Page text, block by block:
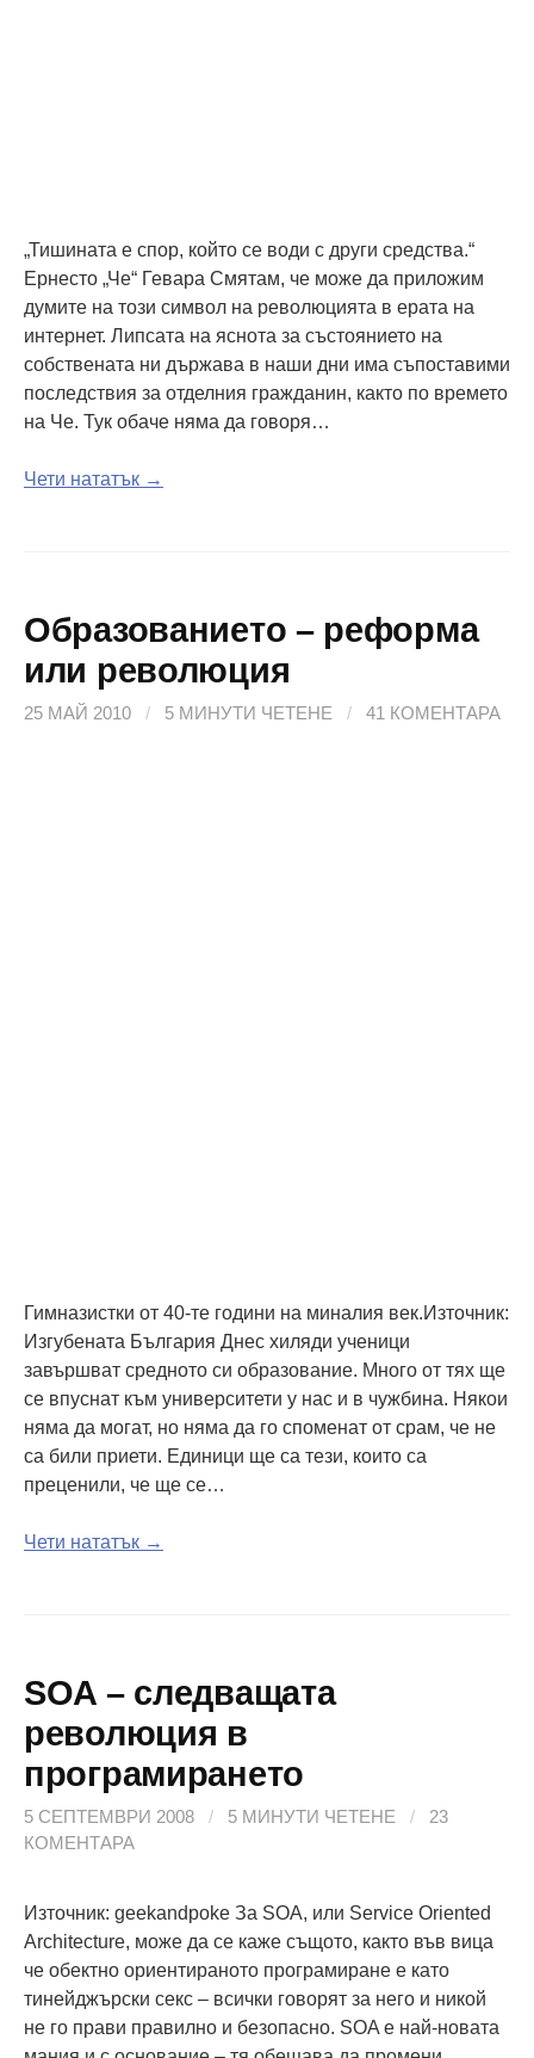
„Тишината е спор, който се води с други средства.“
Ернесто „Че“ Гевара Смятам, че може да приложим
думите на този символ на революцията в ерата на
интернет. Липсата на яснота за състоянието на
собствената ни държава в наши дни има съпоставими
последствия за отделния гражданин, както по времето
на Че. Тук обаче няма да говоря…
Чети нататък →
Образованието – реформа
или революция
25 МАЙ 2010 / 5 МИНУТИ ЧЕТЕНЕ / 41 КОМЕНТАРА
Гимназистки от 40-те години на миналия век.Източник:
Изгубената България Днес хиляди ученици
завършват средното си образование. Много от тях ще
се впуснат към университети у нас и в чужбина. Някои
няма да могат, но няма да го споменат от срам, че не
са били приети. Единици ще са тези, които са
преценили, че ще се…
Чети нататък →
SOA – следващата
революция в
програмирането
5 СЕПТЕМВРИ 2008 / 5 МИНУТИ ЧЕТЕНЕ /
23
КОМЕНТАРА
Източник: geekandpoke За SOA, или Service Oriented
Architecture, може да се каже същото, както във вица
че обектно ориентираното програмиране е като
тинейджърски секс – всички говорят за него и никой
не го прави правилно и безопасно. SOA е най-новата